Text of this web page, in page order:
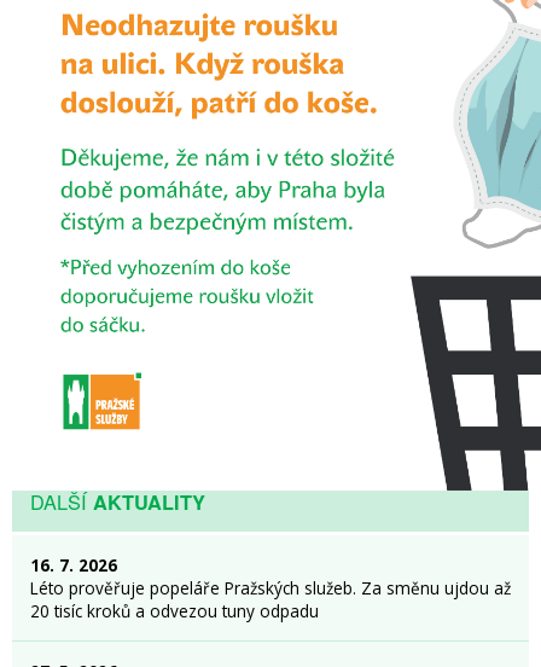
DALŠÍAKTUALITY
16. 7. 2026
Léto prověřuje popeláře Pražských služeb. Za směnu ujdou až
20 tisíc kroků a odvezou tuny odpadu